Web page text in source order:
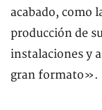
acabado, como
producción de
instalaciones y
gran formato».